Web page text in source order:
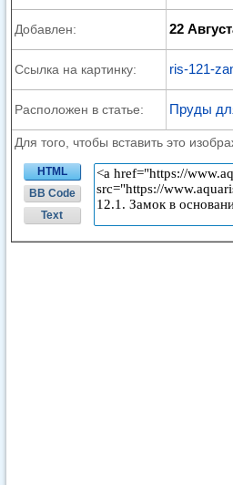
Добавлен: 22
Ссылка на картинку: ris-121-
Расположен в статье: Пруды
Для того, чтобы вставить это
HTML
BB Code
Text